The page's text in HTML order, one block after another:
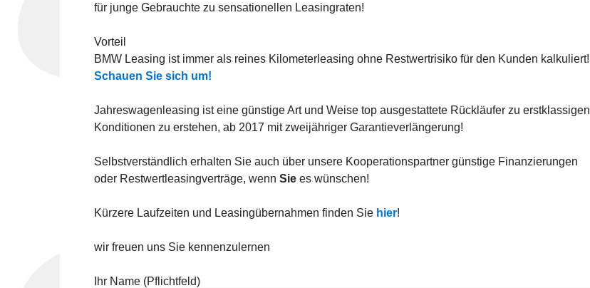
für junge Gebrauchte zu sensationellen Leasingraten!
Vorteil
BMW Leasing ist immer als reines Kilometerleasing ohne Restwertrisiko für den Kunden kalkuliert!
Schauen Sie sich um!
Jahreswagenleasing ist eine günstige Art und Weise top ausgestattete Rückläufer zu erstklassigen
Konditionen zu erstehen, ab 2017 mit zweijähriger Garantieverlängerung!
Selbstverständlich erhalten Sie auch über unsere Kooperationspartner günstige Finanzierungen
oder Restwertleasingverträge, wenn Sie es wünschen!
Kürzere Laufzeiten und Leasingübernahmen finden Sie hier!
wir freuen uns Sie kennenzulernen
Ihr Name (Pflichtfeld)